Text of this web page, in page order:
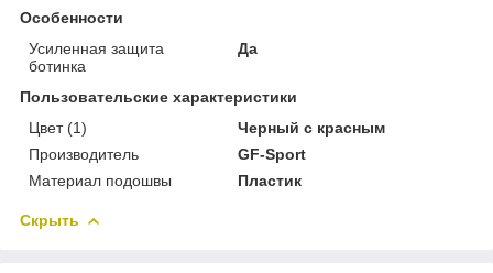
Особенности
Усиленная защита
ботинка
Да
Пользовательские характеристики
Цвет (1)
Черный с красным
Производитель
GF-Sport
Материал подошвы
Пластик
Скрыть